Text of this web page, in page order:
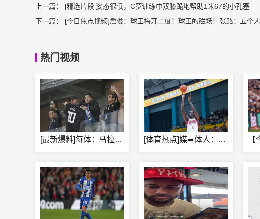
上一篇： [精选片段]姿态很低，C罗训练中双膝跪地帮助1米67的小孔塞
下一篇： [今日焦点视频]詹俊：球王梅开二度！球王的磁场！张路：五个人
热门视频
[最新爆料]每体：马拉多纳临终前主治医师置之不理，被指控间接 [体育热点]媒➡️体人：山东男篮已和内线外援法耶达成签约 后